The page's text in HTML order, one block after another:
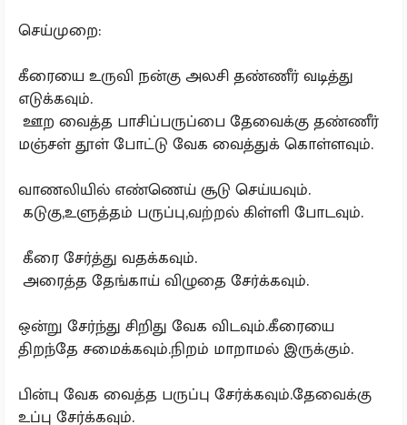
செய்முறை:
கீரையை உருவி நன்கு அலசி தண்ணீர் வடித்து
எடுக்கவும்.
ஊற வைத்த பாசிப்பருப்பை தேவைக்கு தண்ணீர்
மஞ்சள் தூள் போட்டு வேக வைத்துக் கொள்ளவும்.
வாணலியில் எண்ணெய் சூடு செய்யவும்.
கடுகு,உளுத்தம் பருப்பு,வற்றல் கிள்ளி போடவும்.
கீரை சேர்த்து வதக்கவும்.
அரைத்த தேங்காய் விழுதை சேர்க்கவும்.
ஒன்று சேர்ந்து சிறிது வேக விடவும்.கீரையை
திறந்தே சமைக்கவும்.நிறம் மாறாமல் இருக்கும்.
பின்பு வேக வைத்த பருப்பு சேர்க்கவும்.தேவைக்கு
உப்பு சேர்க்கவும்.